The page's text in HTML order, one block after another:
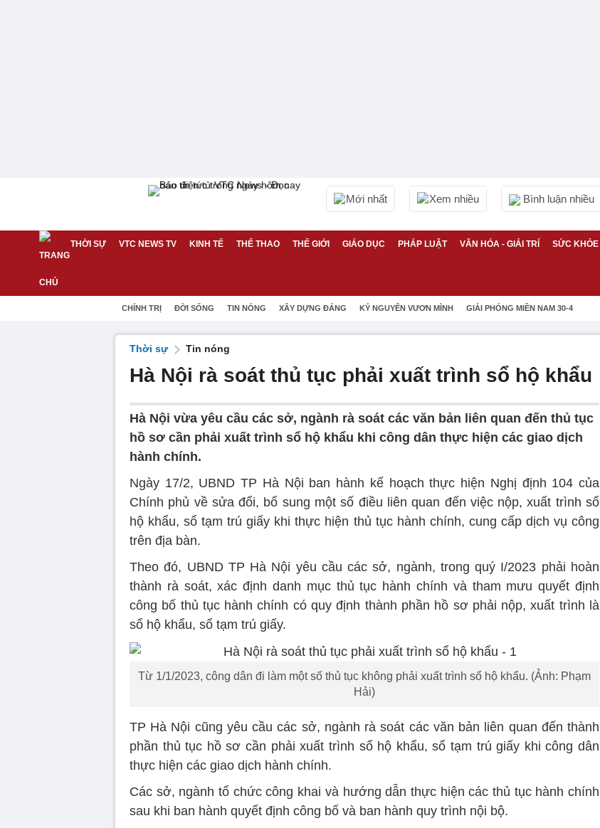
Mới nhất Xem nhiều Bình luận nhiều
THỜI SỰ VTC NEWS TV KINH TẾ THỂ THAO THẾ GIỚI GIÁO DỤC PHÁP LUẬT VĂN HÓA - GIẢI TRÍ SỨC KHỎE
CHÍNH TRỊ ĐỜI SỐNG TIN NÓNG XÂY DỰNG ĐẢNG KỶ NGUYÊN VƯƠN MÌNH GIẢI PHÓNG MIỀN NAM 30-4
Thời sự Tin nóng
Hà Nội rà soát thủ tục phải xuất trình sổ hộ khẩu
Hà Nội vừa yêu cầu các sở, ngành rà soát các văn bản liên quan đến thủ tục
hồ sơ cần phải xuất trình sổ hộ khẩu khi công dân thực hiện các giao dịch
hành chính.
Ngày 17/2, UBND TP Hà Nội ban hành kế hoạch thực hiện Nghị định 104 của
Chính phủ về sửa đổi, bổ sung một số điều liên quan đến việc nộp, xuất trình sổ
hộ khẩu, sổ tạm trú giấy khi thực hiện thủ tục hành chính, cung cấp dịch vụ công
trên địa bàn.
Theo đó, UBND TP Hà Nội yêu cầu các sở, ngành, trong quý I/2023 phải hoàn
thành rà soát, xác định danh mục thủ tục hành chính và tham mưu quyết định
công bố thủ tục hành chính có quy định thành phần hồ sơ phải nộp, xuất trình là
sổ hộ khẩu, sổ tạm trú giấy.
Từ 1/1/2023, công dân đi làm một số thủ tục không phải xuất trình sổ hộ khẩu. (Ảnh: Phạm
Hải)
TP Hà Nội cũng yêu cầu các sở, ngành rà soát các văn bản liên quan đến thành
phần thủ tục hồ sơ cần phải xuất trình sổ hộ khẩu, sổ tạm trú giấy khi công dân
thực hiện các giao dịch hành chính.
Các sở, ngành tổ chức công khai và hướng dẫn thực hiện các thủ tục hành chính
sau khi ban hành quyết định công bố và ban hành quy trình nội bộ.